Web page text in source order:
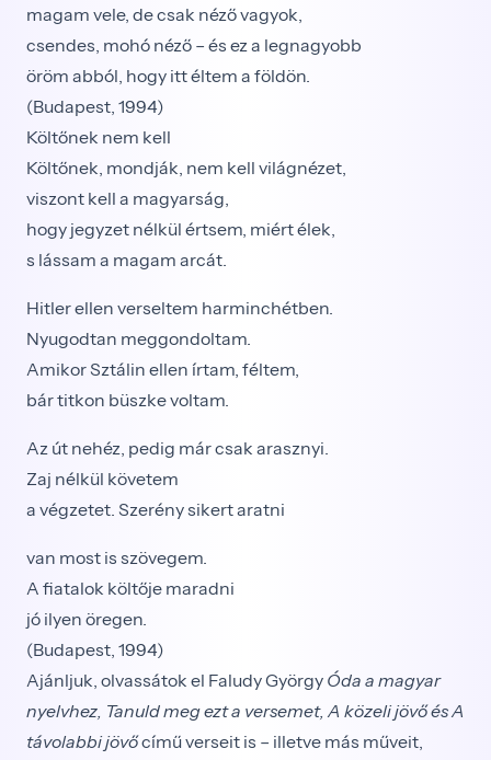
magam vele, de csak néző vagyok,
csendes, mohó néző – és ez a legnagyobb
öröm abból, hogy itt éltem a földön.
(Budapest, 1994)
Költőnek nem kell
Költőnek, mondják, nem kell világnézet,
viszont kell a magyarság,
hogy jegyzet nélkül értsem, miért élek,
s lássam a magam arcát.
Hitler ellen verseltem harminchétben.
Nyugodtan meggondoltam.
Amikor Sztálin ellen írtam, féltem,
bár titkon büszke voltam.
Az út nehéz, pedig már csak arasznyi.
Zaj nélkül követem
a végzetet. Szerény sikert aratni
van most is szövegem.
A fiatalok költője maradni
jó ilyen öregen.
(Budapest, 1994)
Ajánljuk, olvassátok el Faludy György Óda a magyar
nyelvhez, Tanuld meg ezt a versemet, A közeli jövő és A
távolabbi jövőcímű verseit is – illetve más műveit,